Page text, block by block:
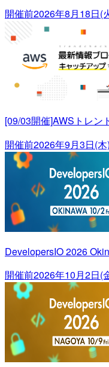
開催前2026年8月18日(
[09/03開催]AWSトレン
開催前2026年9月3日(
DevelopersIO 2026
開催前2026年10月2日(